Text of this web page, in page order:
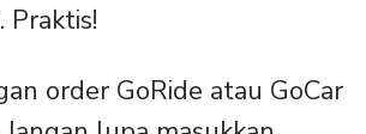
Praktis!
order GoRide atau GoCar